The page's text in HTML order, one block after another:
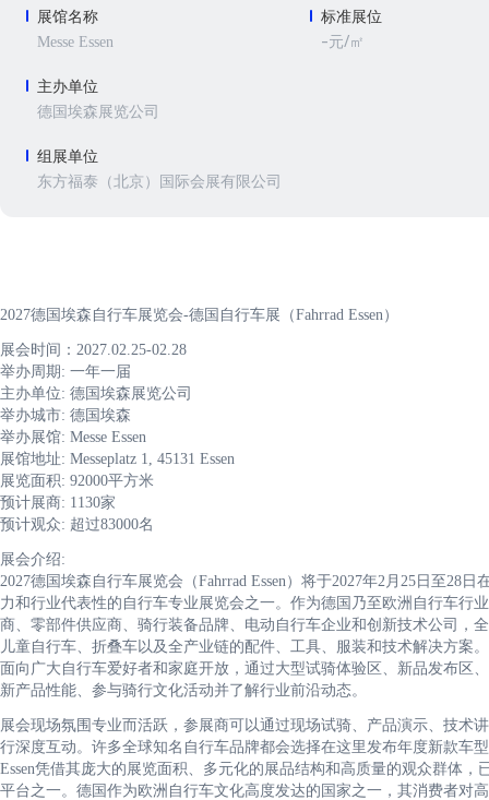
展馆名称
Messe Essen
标准展位
-元/㎡
主办单位
德国埃森展览公司
组展单位
东方福泰（北京）国际会展有限公司
2027德国埃森自行车展览会-德国自行车展（Fahrrad Essen）
展会时间：2027.02.25-02.28
举办周期: 一年一届
主办单位: 德国埃森展览公司
举办城市: 德国埃森
举办展馆: Messe Essen
展馆地址: Messeplatz 1, 45131 Essen
展览面积: 92000平方米
预计展商: 1130家
预计观众: 超过83000名
展会介绍:
2027德国埃森自行车展览会（Fahrrad Essen）将于2027年2月25日至28
力和行业代表性的自行车专业展览会之一。作为德国乃至欧洲自行车行
商、零部件供应商、骑行装备品牌、电动自行车企业和创新技术公司，
儿童自行车、折叠车以及全产业链的配件、工具、服装和技术解决方案
面向广大自行车爱好者和家庭开放，通过大型试骑体验区、新品发布区
新产品性能、参与骑行文化活动并了解行业前沿动态。
展会现场氛围专业而活跃，参展商可以通过现场试骑、产品演示、技术
行深度互动。许多全球知名自行车品牌都会选择在这里发布年度新款车
Essen凭借其庞大的展览面积、多元化的展品结构和高质量的观众群体
平台之一。德国作为欧洲自行车文化高度发达的国家之一，其消费者对